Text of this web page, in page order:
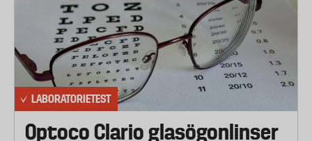
LABORATORIETEST
Optoco Clario glasögonlinser